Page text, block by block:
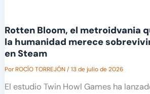
Rotten Bloom, el metroidvania
la humanidad merece
en Steam
PorROCÍO TORREJÓN/13 de julio de 2026
El estudio Twin Howl Games ha